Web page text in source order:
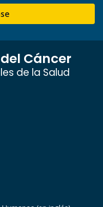
Cáncer
de la Salud